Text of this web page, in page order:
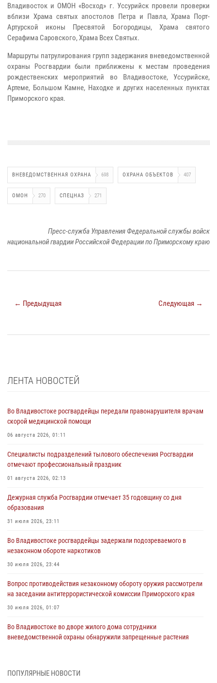
Владивосток и ОМОН «Восход» г. Уссурийск провели проверки
вблизи Храма святых апостолов Петра и Павла, Храма Порт-
Артурской иконы Пресвятой Богородицы, Храма святого
Серафима Саровского, Храма Всех Святых.
Маршруты патрулирования групп задержания вневедомственной
охраны Росгвардии были приближены к местам проведения
рождественских мероприятий во Владивостоке, Уссурийске,
Артеме, Большом Камне, Находке и других населенных пунктах
Приморского края.
ВНЕВЕДОМСТВЕННАЯ ОХРАНА 698 ОХРАНА ОБЪЕКТОВ 407
ОМОН 270 СПЕЦНАЗ 271
Пресс-служба Управления Федеральной службы войск
национальной гвардии Российской Федерации по Приморскому краю
← Предыдущая Следующая →
ЛЕНТА НОВОСТЕЙ
Во Владивостоке росгвардейцы передали правонарушителя врачам
скорой медицинской помощи
06 августа 2026, 01:11
Специалисты подразделений тылового обеспечения Росгвардии
отмечают профессиональный праздник
01 августа 2026, 02:13
Дежурная служба Росгвардии отмечает 35 годовщину со дня
образования
31 июля 2026, 23:11
Во Владивостоке росгвардейцы задержали подозреваемого в
незаконном обороте наркотиков
30 июля 2026, 23:44
Вопрос противодействия незаконному обороту оружия рассмотрели
на заседании антитеррористической комиссии Приморского края
30 июля 2026, 01:07
Во Владивостоке во дворе жилого дома сотрудники
вневедомственной охраны обнаружили запрещенные растения
В День Крещения Руси в Князь-Владимирском храме – Главном
ПОПУЛЯРНЫЕ НОВОСТИ